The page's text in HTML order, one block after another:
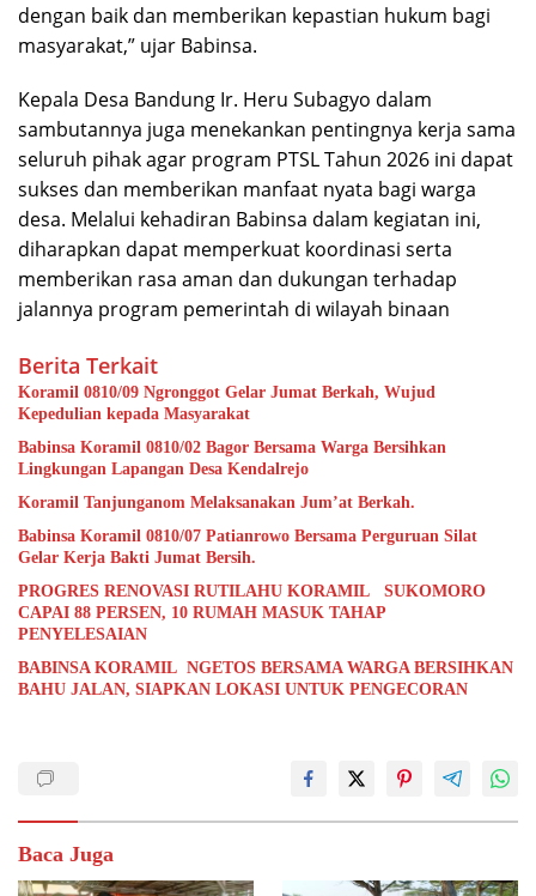
dengan baik dan memberikan kepastian hukum bagi
masyarakat,” ujar Babinsa.
Kepala Desa Bandung Ir. Heru Subagyo dalam
sambutannya juga menekankan pentingnya kerja sama
seluruh pihak agar program PTSL Tahun 2026 ini dapat
sukses dan memberikan manfaat nyata bagi warga
desa. Melalui kehadiran Babinsa dalam kegiatan ini,
diharapkan dapat memperkuat koordinasi serta
memberikan rasa aman dan dukungan terhadap
jalannya program pemerintah di wilayah binaan
Berita Terkait
Koramil 0810/09 Ngronggot Gelar Jumat Berkah, Wujud
Kepedulian kepada Masyarakat
Babinsa Koramil 0810/02 Bagor Bersama Warga Bersihkan
Lingkungan Lapangan Desa Kendalrejo
Koramil Tanjunganom Melaksanakan Jum’at Berkah.
Babinsa Koramil 0810/07 Patianrowo Bersama Perguruan Silat
Gelar Kerja Bakti Jumat Bersih.
PROGRES RENOVASI RUTILAHU KORAMIL SUKOMORO
CAPAI 88 PERSEN, 10 RUMAH MASUK TAHAP
PENYELESAIAN
BABINSA KORAMIL NGETOS BERSAMA WARGA BERSIHKAN
BAHU JALAN, SIAPKAN LOKASI UNTUK PENGECORAN
Baca Juga